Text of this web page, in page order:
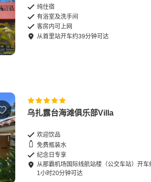
纯住宿
有浴室及洗手间
客房内可上网
从首里站开车约39分钟可达
乌扎露台海滩俱乐部Villa
欢迎饮品
免费瓶装水
纪念日专享
从那霸机场国际线航站楼（公交车站）开车
1小时20分钟可达